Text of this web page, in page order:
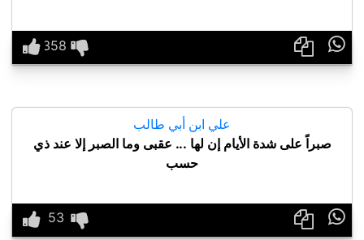

علي ابن أبي طالب
صبراً على شدة الأيام إن لها ... عقبى وما الصبر إلا عند ذي
حسب
